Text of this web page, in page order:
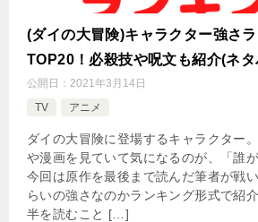
(ダイの大冒険)キャラクター強さ
TOP20！必殺技や呪文も紹介(ネ
公開日： 2021年3月14日
TV
アニメ
ダイの大冒険に登場するキャラクター
や漫画を見ていて気になるのが、「誰
今回は原作を最後まで読んだ筆者が戦
らいの強さなのかランキング形式で紹
半を読むこと […]